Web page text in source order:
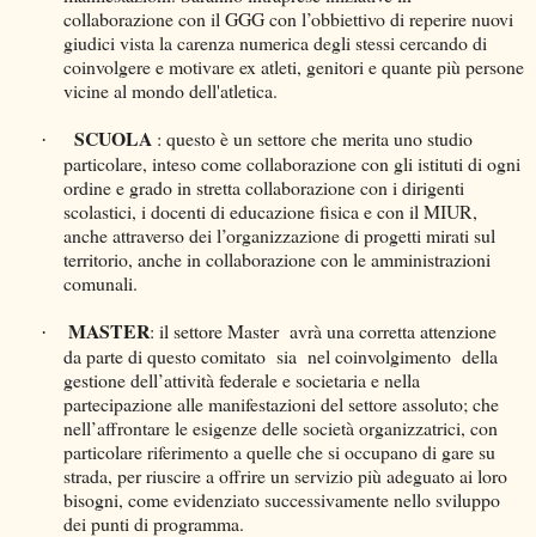
collaborazione con il GGG con l’obbiettivo di reperire nuovi
giudici vista la carenza numerica degli stessi cercando di
coinvolgere e motivare ex atleti, genitori e quante più persone
vicine al mondo dell'atletica.
· SCUOLA : questo è un settore che merita uno studio
particolare, inteso come collaborazione con gli istituti di ogni
ordine e grado in stretta collaborazione con i dirigenti
scolastici, i docenti di educazione fisica e con il MIUR,
anche attraverso dei l’organizzazione di progetti mirati sul
territorio, anche in collaborazione con le amministrazioni
comunali.
· MASTER: il settore Master avrà una corretta attenzione
da parte di questo comitato sia nel coinvolgimento della
gestione dell’attività federale e societaria e nella
partecipazione alle manifestazioni del settore assoluto; che
nell’affrontare le esigenze delle società organizzatrici, con
particolare riferimento a quelle che si occupano di gare su
strada, per riuscire a offrire un servizio più adeguato ai loro
bisogni, come evidenziato successivamente nello sviluppo
dei punti di programma.